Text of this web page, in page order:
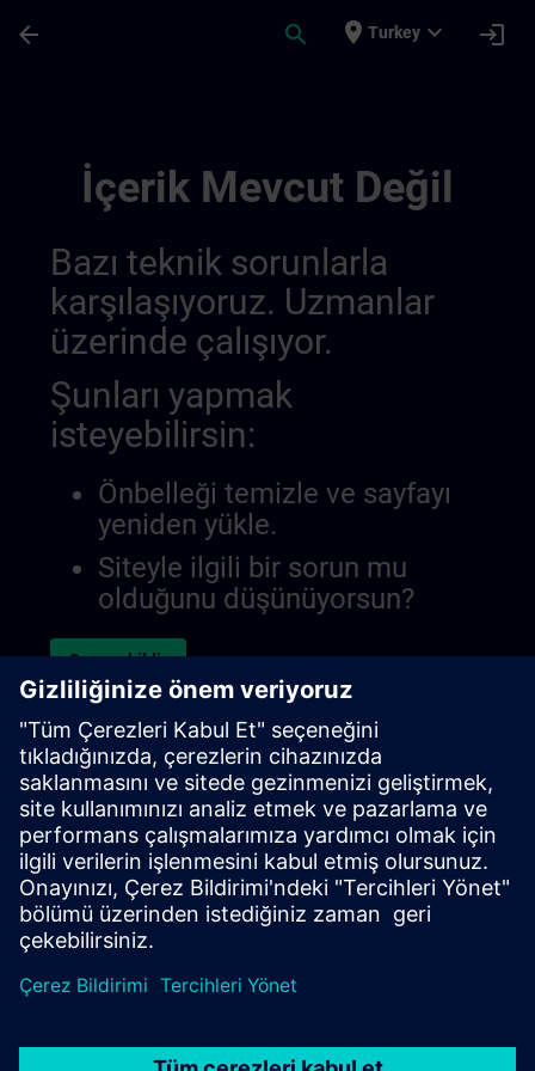
arrow_back search place Turkey expand_more login
İçerik Mevcut Değil
Bazı teknik sorunlarla
karşılaşıyoruz. Uzmanlar
üzerinde çalışıyor.
Şunları yapmak
isteyebilirsin:
Önbelleği temizle ve sayfayı
yeniden yükle.
Siteyle ilgili bir sorun mu
olduğunu düşünüyorsun?
Sorunu bildir